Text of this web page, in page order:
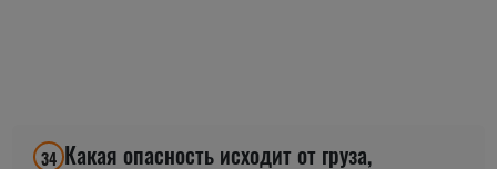
34 Какая опасность исходит от груза,